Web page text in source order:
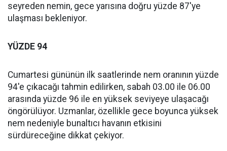
seyreden nemin, gece yarısına doğru yüzde 87'ye
ulaşması bekleniyor.
YÜZDE 94
Cumartesi gününün ilk saatlerinde nem oranının yüzde
94'e çıkacağı tahmin edilirken, sabah 03.00 ile 06.00
arasında yüzde 96 ile en yüksek seviyeye ulaşacağı
öngörülüyor. Uzmanlar, özellikle gece boyunca yüksek
nem nedeniyle bunaltıcı havanın etkisini
sürdüreceğine dikkat çekiyor.